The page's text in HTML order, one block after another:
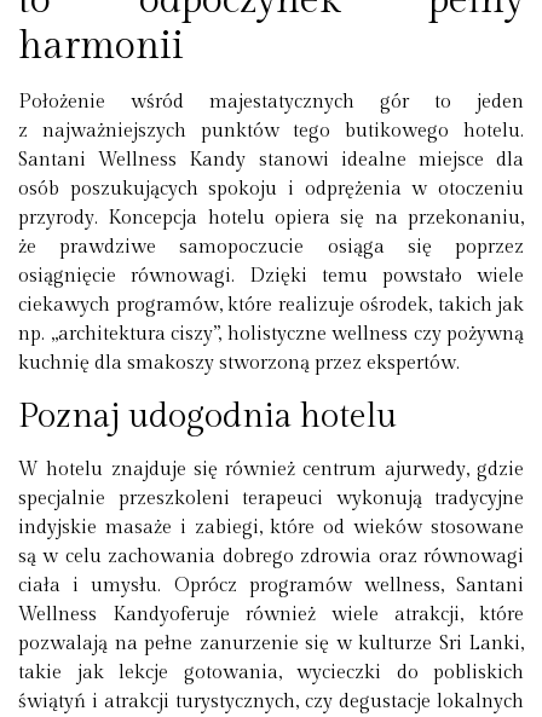
harmonii
Położenie wśród majestatycznych gór to jeden
z najważniejszych punktów tego butikowego hotelu.
Santani Wellness Kandy stanowi idealne miejsce dla
osób poszukujących spokoju i odprężenia w otoczeniu
przyrody. Koncepcja hotelu opiera się na przekonaniu,
że prawdziwe samopoczucie osiąga się poprzez
osiągnięcie równowagi. Dzięki temu powstało wiele
ciekawych programów, które realizuje ośrodek, takich jak
np. „architektura ciszy”, holistyczne wellness czy pożywną
kuchnię dla smakoszy stworzoną przez ekspertów.
Poznaj udogodnia hotelu
W hotelu znajduje się również centrum ajurwedy, gdzie
specjalnie przeszkoleni terapeuci wykonują tradycyjne
indyjskie masaże i zabiegi, które od wieków stosowane
są w celu zachowania dobrego zdrowia oraz równowagi
ciała i umysłu. Oprócz programów wellness, Santani
Wellness Kandyoferuje również wiele atrakcji, które
pozwalają na pełne zanurzenie się w kulturze Sri Lanki,
takie jak lekcje gotowania, wycieczki do pobliskich
świątyń i atrakcji turystycznych, czy degustacje lokalnych